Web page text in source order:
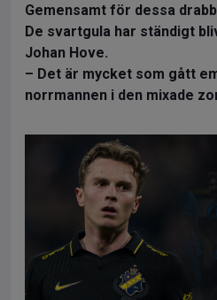
Gemensamt för dessa
De svartgula har ständigt
Johan Hove.
– Det är mycket som gått
norrmannen i den mixade